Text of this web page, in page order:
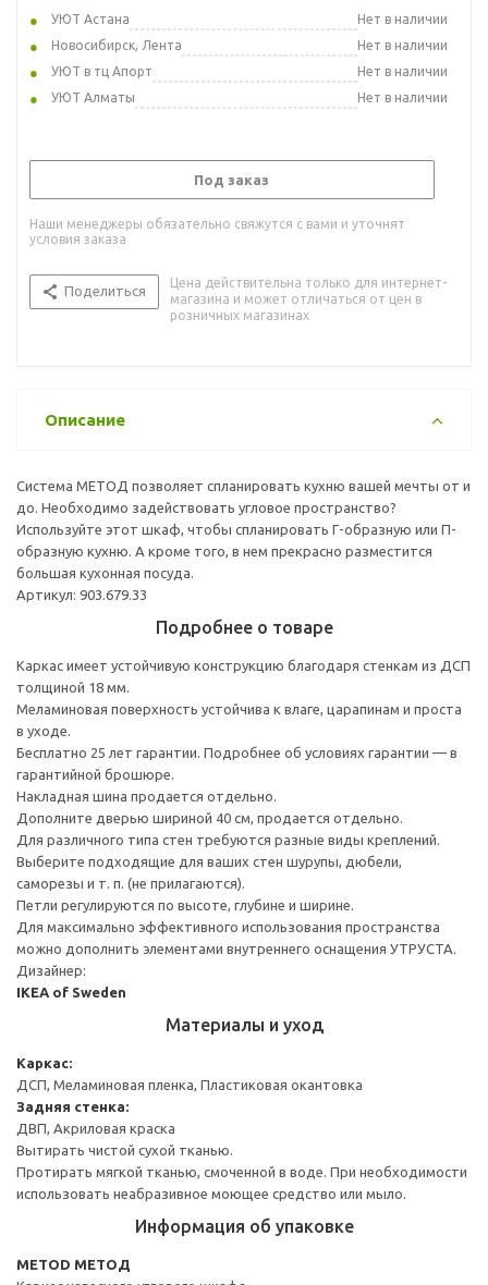
УЮТ Астана
Нет в наличии
Новосибирск, Лента
Нет в наличии
УЮТ в тц Апорт
Нет в наличии
УЮТ Алматы
Нет в наличии
Под заказ
Наши менеджеры обязательно свяжутся с вами и уточнят
условия заказа
Поделиться
Цена действительна только для интернет-
магазина и может отличаться от цен в
розничных магазинах
Описание
Система МЕТОД позволяет спланировать кухню вашей мечты от и
до. Необходимо задействовать угловое пространство?
Используйте этот шкаф, чтобы спланировать Г-образную или П-
образную кухню. А кроме того, в нем прекрасно разместится
большая кухонная посуда.
Артикул: 903.679.33
Подробнее о товаре
Каркас имеет устойчивую конструкцию благодаря стенкам из ДСП
толщиной 18 мм.
Меламиновая поверхность устойчива к влаге, царапинам и проста
в уходе.
Бесплатно 25 лет гарантии. Подробнее об условиях гарантии — в
гарантийной брошюре.
Накладная шина продается отдельно.
Дополните дверью шириной 40 см, продается отдельно.
Для различного типа стен требуются разные виды креплений.
Выберите подходящие для ваших стен шурупы, дюбели,
саморезы и т. п. (не прилагаются).
Петли регулируются по высоте, глубине и ширине.
Для максимально эффективного использования пространства
можно дополнить элементами внутреннего оснащения УТРУСТА.
Дизайнер:
IKEA of Sweden
Материалы и уход
Каркас:
ДСП, Меламиновая пленка, Пластиковая окантовка
Задняя стенка:
ДВП, Акриловая краска
Вытирать чистой сухой тканью.
Протирать мягкой тканью, смоченной в воде. При необходимости
использовать неабразивное моющее средство или мыло.
Информация об упаковке
METOD МЕТОД